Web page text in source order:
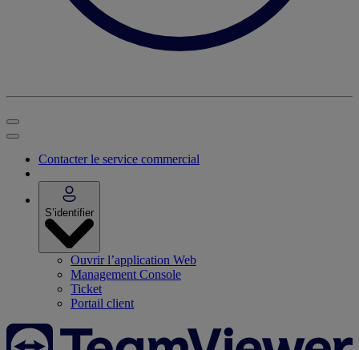
Contacter le service commercial
S’identifier
Ouvrir l’application Web
Management Console
Ticket
Portail client